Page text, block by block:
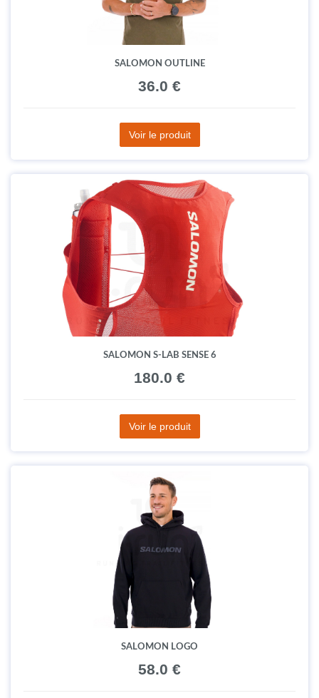
SALOMON OUTLINE
36.0 €
Voir le produit
SALOMON S-LAB SENSE 6
180.0 €
Voir le produit
SALOMON LOGO
58.0 €